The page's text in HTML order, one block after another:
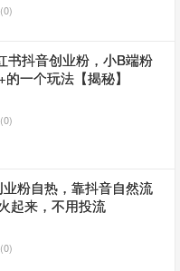
书抖音创业粉，小B端粉
一个玩法【揭秘】
粉自热，靠抖音自然流
起来，不用投流